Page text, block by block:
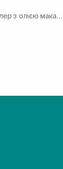
Кератиновий філер з олією макадамії